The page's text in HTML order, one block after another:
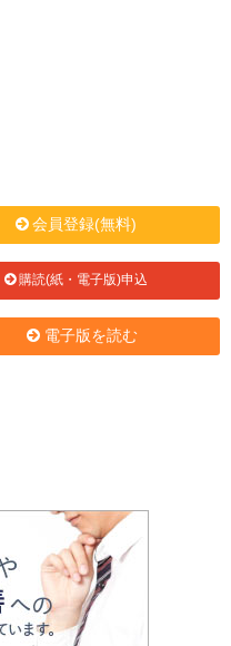
会員登録(無料)
購読(紙・電子版)申込
電子版を読む